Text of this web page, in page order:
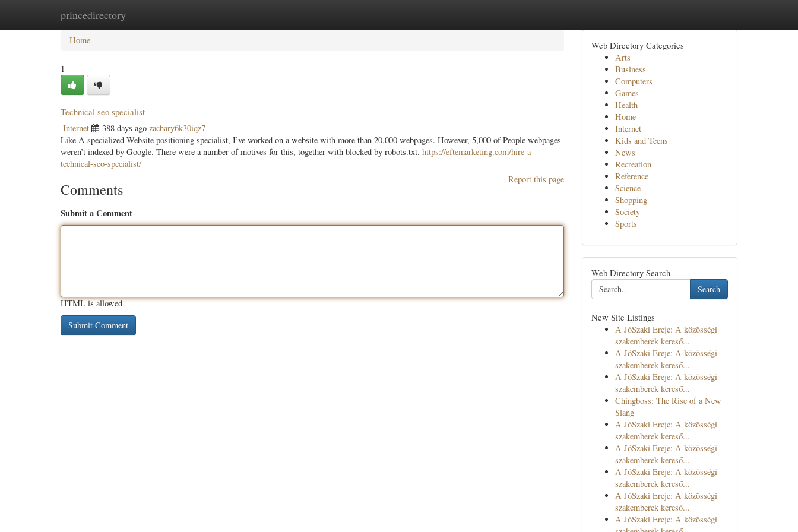
princedirectory
Home New Site Listings
Home
1
Technical seo specialist
Internet 388 days ago zachary6k30iqz7
Like A specialized Website positioning specialist, I’ve worked on a website with more than 20,000 webpages. However, 5,000 of People webpages
weren’t indexed by Google. There were a number of motives for this, together with blocked by robots.txt. https://eftemarketing.com/hire-a-
technical-seo-specialist/
Report this page
Comments
Submit a Comment
HTML is allowed
Web Directory Categories
Arts
Business
Computers
Games
Health
Home
Internet
Kids and Teens
News
Recreation
Reference
Science
Shopping
Society
Sports
Web Directory Search
Search
New Site Listings
A JóSzaki Ereje: A közösségi
szakemberek kereső...
A JóSzaki Ereje: A közösségi
szakemberek kereső...
A JóSzaki Ereje: A közösségi
szakemberek kereső...
Chingboss: The Rise of a New
Slang
A JóSzaki Ereje: A közösségi
szakemberek kereső...
A JóSzaki Ereje: A közösségi
szakemberek kereső...
A JóSzaki Ereje: A közösségi
szakemberek kereső...
A JóSzaki Ereje: A közösségi
szakemberek kereső...
A JóSzaki Ereje: A közösségi